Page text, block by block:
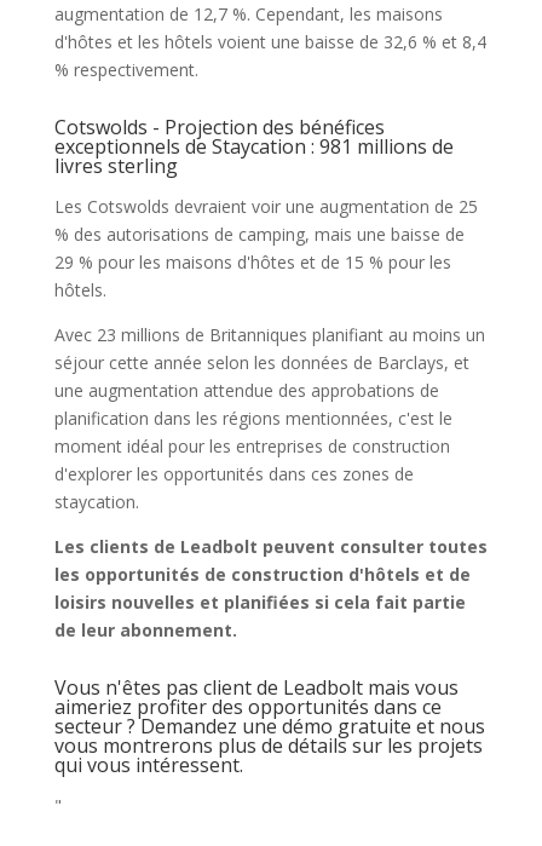
augmentation de 12,7 %. Cependant, les maisons
d'hôtes et les hôtels voient une baisse de 32,6 % et 8,4
% respectivement.
Cotswolds - Projection des bénéfices
exceptionnels de Staycation : 981 millions de
livres sterling
Les Cotswolds devraient voir une augmentation de 25
% des autorisations de camping, mais une baisse de
29 % pour les maisons d'hôtes et de 15 % pour les
hôtels.
Avec 23 millions de Britanniques planifiant au moins un
séjour cette année selon les données de Barclays, et
une augmentation attendue des approbations de
planification dans les régions mentionnées, c'est le
moment idéal pour les entreprises de construction
d'explorer les opportunités dans ces zones de
staycation.
Les clients de Leadbolt peuvent consulter toutes
les opportunités de construction d'hôtels et de
loisirs nouvelles et planifiées si cela fait partie
de leur abonnement.
Vous n'êtes pas client de Leadbolt mais vous
aimeriez profiter des opportunités dans ce
secteur ? Demandez une démo gratuite et nous
vous montrerons plus de détails sur les projets
qui vous intéressent.
"